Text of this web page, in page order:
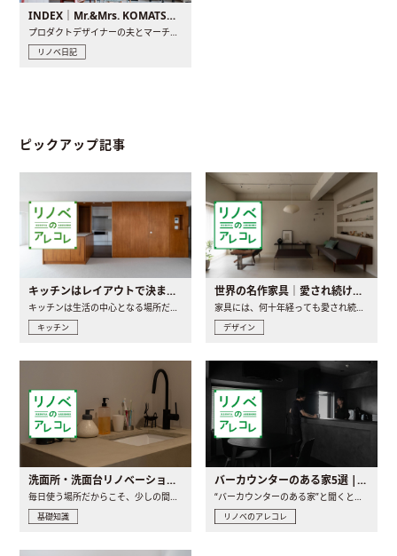
INDEX｜Mr.&Mrs. KOMATSU renovation diary
プロダクトデザイナーの夫とマーチャンダイザーの妻が、夫婦で..
リノベ日記
ピックアップ記事
キッチンはレイアウトで決まる。後悔しないための考え方と選び方
キッチンは生活の中心となる場所だからこそ、家の中のどこに置..
キッチン
世界の名作家具｜愛され続ける理由と一生モノとの出会い方
家具には、何十年経っても愛され続ける「名作」と呼ばれるもの..
デザイン
洗面所・洗面台リノベーションの事例と間取りアイデア
毎日使う場所だからこそ、少しの間取りの工夫や素材の選び方で..
基礎知識
バーカウンターのある家5選 | 日常に馴染む“距離の近い”キッチンとは
“バーカウンターのある家”と聞くと、少し特別な、大人のための..
リノベのアレコレ